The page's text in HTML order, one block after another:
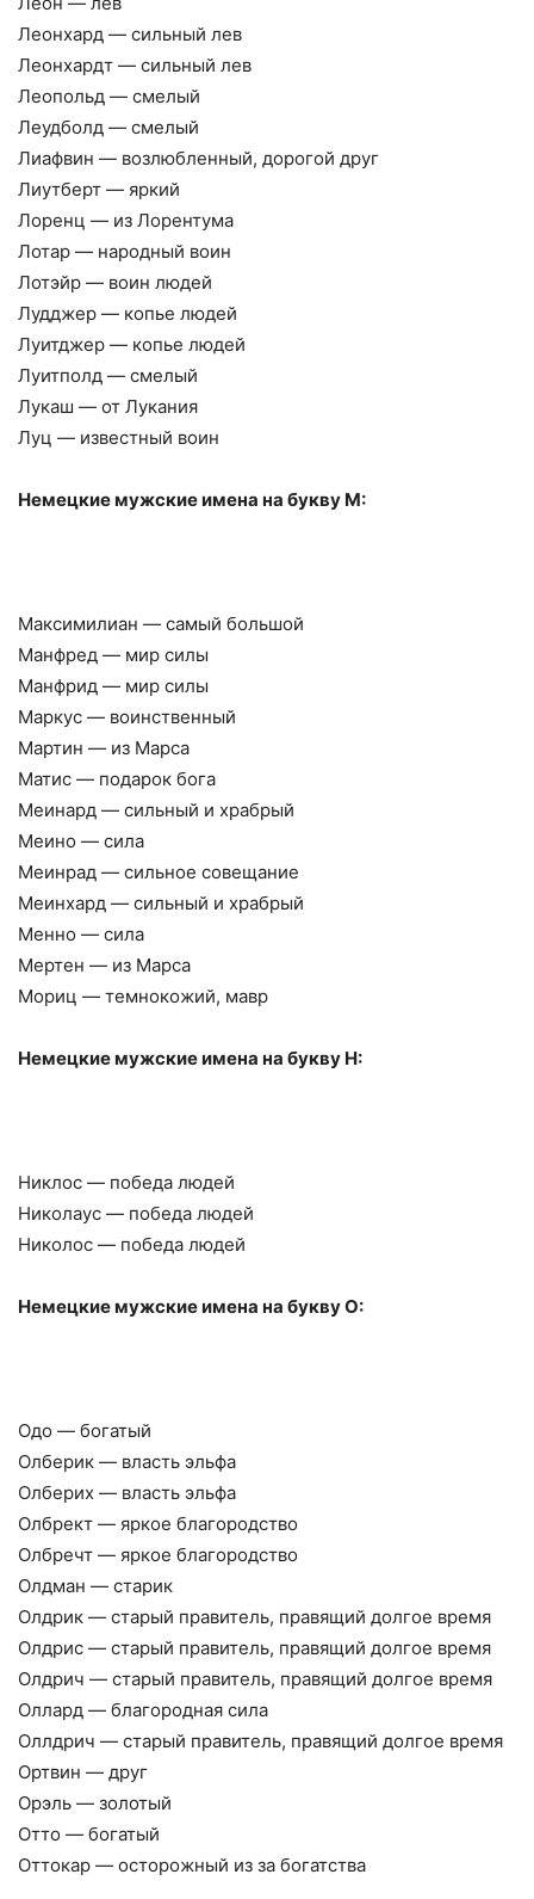
Леонхард — сильный лев
Леонхардт — сильный лев
Леопольд — смелый
Леудболд — смелый
Лиафвин — возлюбленный, дорогой друг
Лиутберт — яркий
Лоренц — из Лорентума
Лотар — народный воин
Лотэйр — воин людей
Лудджер — копье людей
Луитджер — копье людей
Луитполд — смелый
Лукаш — от Лукания
Луц — известный воин
Немецкие мужские имена на букву М:
Максимилиан — самый большой
Манфред — мир силы
Манфрид — мир силы
Маркус — воинственный
Мартин — из Марса
Матис — подарок бога
Меинард — сильный и храбрый
Меино — сила
Меинрад — сильное совещание
Меинхард — сильный и храбрый
Менно — сила
Мертен — из Марса
Мориц — темнокожий, мавр
Немецкие мужские имена на букву Н:
Никлос — победа людей
Николаус — победа людей
Николос — победа людей
Немецкие мужские имена на букву О:
Одо — богатый
Олберик — власть эльфа
Олберих — власть эльфа
Олбрект — яркое благородство
Олбречт — яркое благородство
Олдман — старик
Олдрик — старый правитель, правящий долгое время
Олдрис — старый правитель, правящий долгое время
Олдрич — старый правитель, правящий долгое время
Оллард — благородная сила
Оллдрич — старый правитель, правящий долгое время
Ортвин — друг
Орэль — золотый
Отто — богатый
Оттокар — осторожный из за богатства